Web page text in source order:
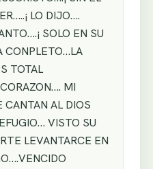
LO DIJO….
SOLO EN SU
CONPLETO…LA
TOTAL
MI
CANTAN AL DIOS
VISTO SU
LEVANTARCE EN